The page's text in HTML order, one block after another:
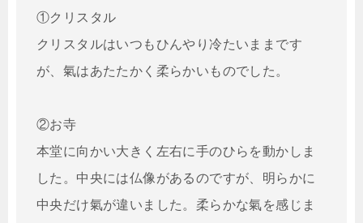
①クリスタル
クリスタルはいつもひんやり冷たいままです
が、氣はあたたかく柔らかいものでした。
②お寺
本堂に向かい大きく左右に手のひらを動かしま
した。中央には仏像があるのですが、明らかに
中央だけ氣が違いました。柔らかな氣を感じま